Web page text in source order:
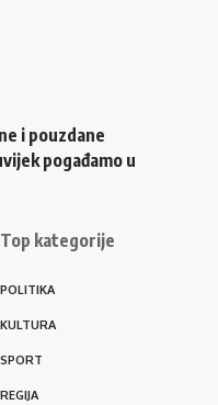
i pouzdane
pogađamo u
Top kategorije
POLITIKA
KULTURA
SPORT
REGIJA